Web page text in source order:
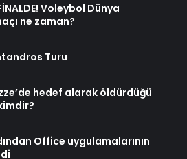
Voleybol Dünya
ne zaman?
Turu
hedef alarak öldürdüğü
Office uygulamalarının